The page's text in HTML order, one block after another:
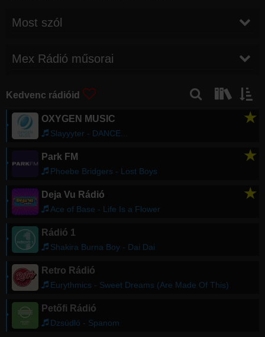
Most szól
Mex Rádió műsorai
Kedvenc rádióid
OXYGEN MUSIC ★
Slayyyter - DANCE...
Park FM ★
Phoebe Bridgers - Lost Boys
Deja Vu Rádió ★
Ace of Base - Life Is a Flower
Rádió 1
Shakira Burna Boy - Dai Dai
Retro Rádió
Eurythmics - Sweet Dreams (Are Made Of This)
Petőfi Rádió
Dzsúdló - Spanom